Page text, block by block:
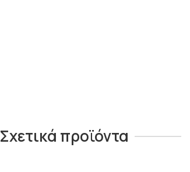
Σχετικά προϊόντα